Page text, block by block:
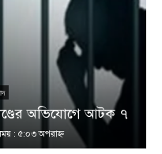
অভিযোগে আটক ৭
: ৫:০৩ অপরাহ্ণ